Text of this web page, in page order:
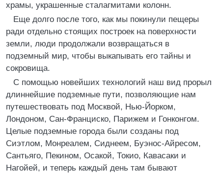
храмы, украшенные сталагмитами колонн.
Еще долго после того, как мы покинули пещеры
ради отдельно стоящих построек на поверхности
земли, люди продолжали возвращаться в
подземный мир, чтобы выкапывать его тайны и
сокровища.
С помощью новейших технологий наш вид прорыл
длиннейшие подземные пути, позволяющие нам
путешествовать под Москвой, Нью-Йорком,
Лондоном, Сан-Франциско, Парижем и Гонконгом.
Целые подземные города были созданы под
Сиэтлом, Монреалем, Сиднеем, Буэнос-Айресом,
Сантьяго, Пекином, Осакой, Токио, Кавасаки и
Нагойей, и теперь каждый день там бывают